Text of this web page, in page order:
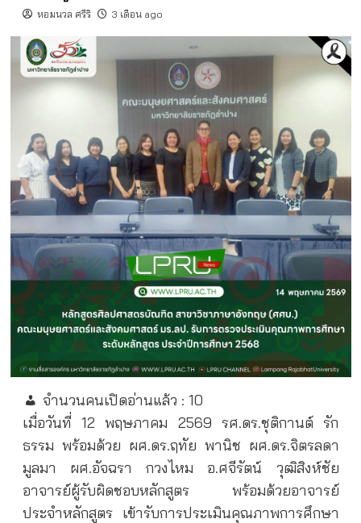
หอมนวล ศรีริ 3 เดือน ago
จำนวนคนเปิดอ่านแล้ว : 10
เมื่อวันที่ 12 พฤษภาคม 2569 รศ.ดร.ชุติกานต์ รัก
ธรรม พร้อมด้วย ผศ.ดร.ฤทัย พานิช ผศ.ดร.จิตรลดา
มูลมา ผศ.อัจฉรา กวงไหม อ.ศจีรัตน์ วุฒิสิงห์ชัย
อาจารย์ผู้รับผิดชอบหลักสูตร พร้อมด้วยอาจารย์
ประจำหลักสูตร เข้ารับการประเมินคุณภาพการศึกษา